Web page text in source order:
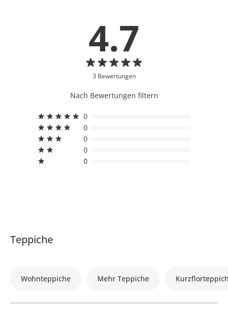
4.7
3 Bewertungen
Nach Bewertungen filtern
0
0
0
0
0
Teppiche
Wohnteppiche Mehr Teppiche